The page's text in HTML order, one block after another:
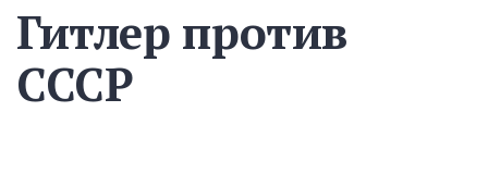
Гитлер против
СССР